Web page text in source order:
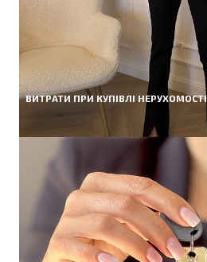
ВИТРАТИ ПРИ КУПІВЛІ НЕРУХОМОСТІ